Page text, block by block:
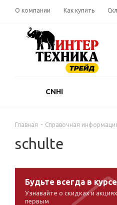
О компании Как купить
CNHi
Главная - Справочная
schulte
Будьте всегда в
Узнавайте о скидках и акциях
первым